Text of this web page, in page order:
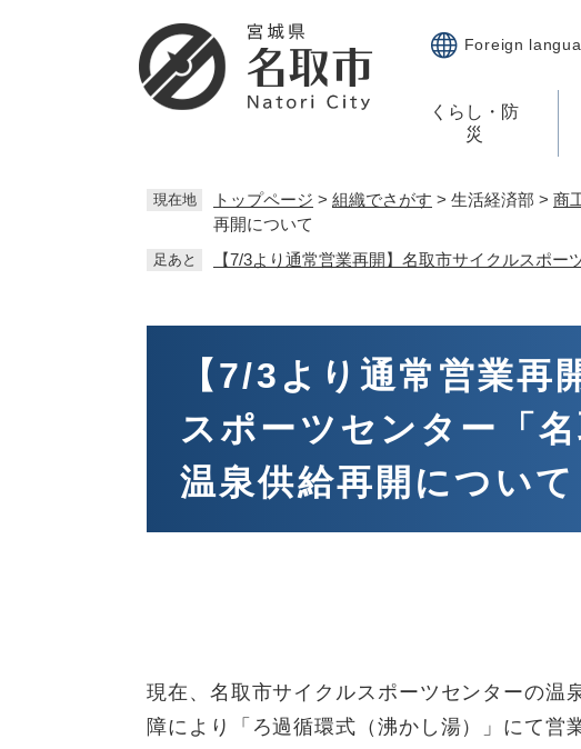
Foreign
くらし・防
災
現在地 トップページ > 組織でさがす > 生活経済部 > 商
再開について
足あと 【7/3より通常営業再開】名取市サイクルスポ
【7/3より通常営業再
スポーツセンター「
温泉供給再開について
現在、名取市サイクルスポーツセンターの温
障により「ろ過循環式（沸かし湯）」にて営